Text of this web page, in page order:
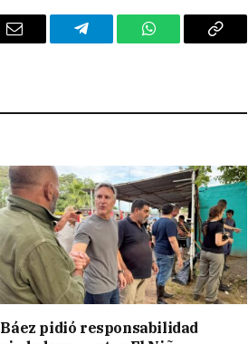
Email Telegram WhatsAppCopy
Báez pidió responsabilidad